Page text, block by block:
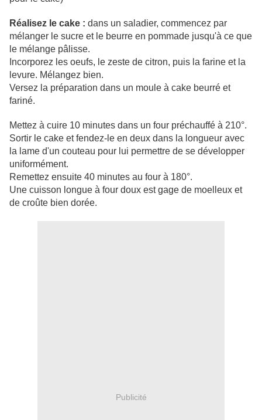
Réalisez le cake : dans un saladier, commencez par
mélanger le sucre et le beurre en pommade jusqu'à ce que
le mélange pâlisse.
Incorporez les oeufs, le zeste de citron, puis la farine et la
levure. Mélangez bien.
Versez la préparation dans un moule à cake beurré et
fariné.
Mettez à cuire 10 minutes dans un four préchauffé à 210°.
Sortir le cake et fendez-le en deux dans la longueur avec
la lame d'un couteau pour lui permettre de se développer
uniformément.
Remettez ensuite 40 minutes au four à 180°.
Une cuisson longue à four doux est gage de moelleux et
de croûte bien dorée.
Publicité